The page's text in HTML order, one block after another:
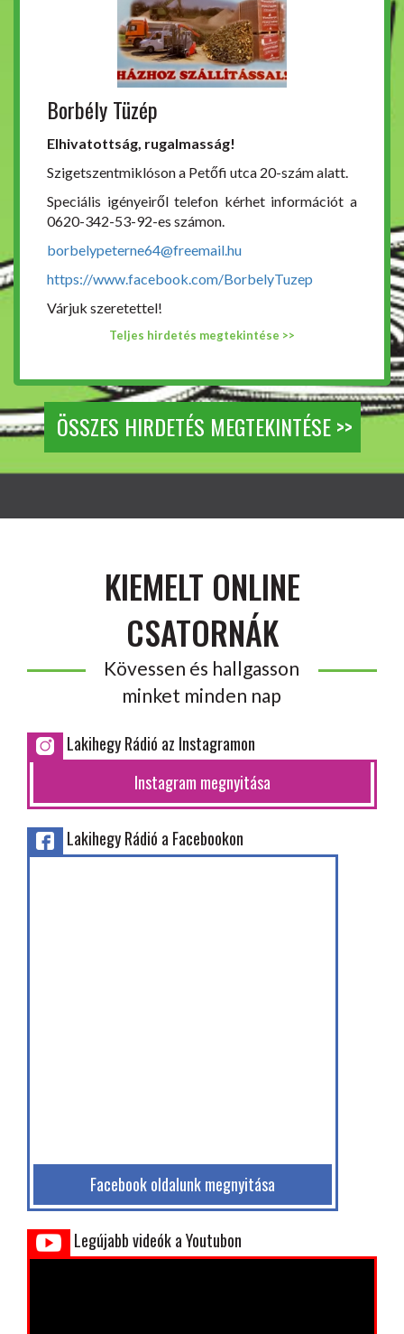
Borbély Tüzép
Elhivatottság, rugalmasság!
Szigetszentmiklóson a Petőfi utca 20-szám alatt.
Speciális igényeiről telefon kérhet információt a
0620-342-53-92-es számon.
borbelypeterne64@freemail.hu
https://www.facebook.com/BorbelyTuzep
Várjuk szeretettel!
Teljes hirdetés megtekintése >>
ÖSSZES HIRDETÉS MEGTEKINTÉSE >>
KIEMELT ONLINE
CSATORNÁK
Kövessen és hallgasson
minket minden nap
Lakihegy Rádió az Instagramon
Instagram megnyitása
Lakihegy Rádió a Facebookon
Facebook oldalunk megnyitása
Legújabb videók a Youtubon